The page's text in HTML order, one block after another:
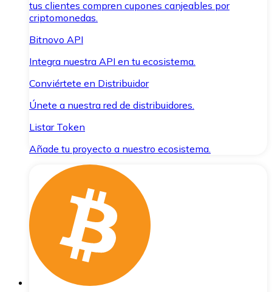
tus clientes compren cupones canjeables por
criptomonedas.
Bitnovo API
Integra nuestra API en tu ecosistema.
Conviértete en Distribuidor
Únete a nuestra red de distribuidores.
Listar Token
Añade tu proyecto a nuestro ecosistema.